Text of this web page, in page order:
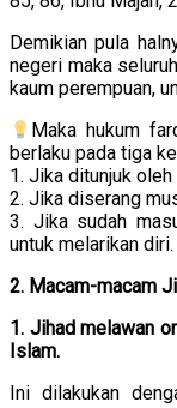
Demikian pula
negeri maka
kaum perempuan,
Maka hukum
berlaku pada tiga
1. Jika ditunjuk
2. Jika diserang
3. Jika sudah
untuk melarikan diri.
2. Macam-macam
1. Jihad melawan
Islam.
Ini dilakukan